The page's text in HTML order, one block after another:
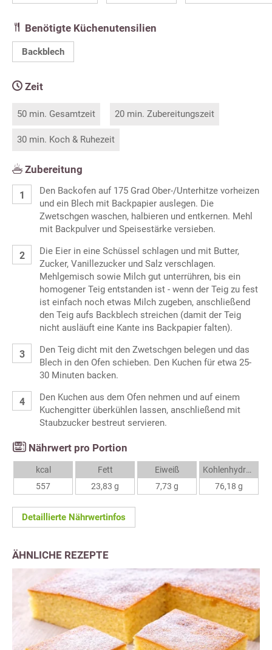
Benötigte Küchenutensilien
Backblech
Zeit
50 min. Gesamtzeit 20 min. Zubereitungszeit
30 min. Koch & Ruhezeit
Zubereitung
Den Backofen auf 175 Grad Ober-/Unterhitze vorheizen
und ein Blech mit Backpapier auslegen. Die
Zwetschgen waschen, halbieren und entkernen. Mehl
mit Backpulver und Speisestärke versieben.
Die Eier in eine Schüssel schlagen und mit Butter,
Zucker, Vanillezucker und Salz verschlagen.
Mehlgemisch sowie Milch gut unterrühren, bis ein
homogener Teig entstanden ist - wenn der Teig zu fest
ist einfach noch etwas Milch zugeben, anschließend
den Teig aufs Backblech streichen (damit der Teig
nicht ausläuft eine Kante ins Backpapier falten).
Den Teig dicht mit den Zwetschgen belegen und das
Blech in den Ofen schieben. Den Kuchen für etwa 25-
30 Minuten backen.
Den Kuchen aus dem Ofen nehmen und auf einem
Kuchengitter überkühlen lassen, anschließend mit
Staubzucker bestreut servieren.
Nährwert pro Portion
kcal
557
Fett
23,83 g
Eiweiß
7,73 g
Kohlenhydrate
76,18 g
Detaillierte Nährwertinfos
ÄHNLICHE REZEPTE